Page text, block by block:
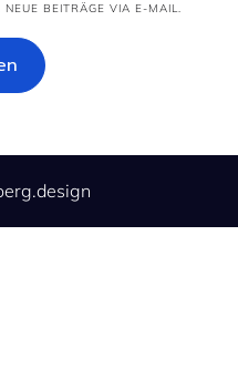
BEITRÄGE VIA E-MAIL.